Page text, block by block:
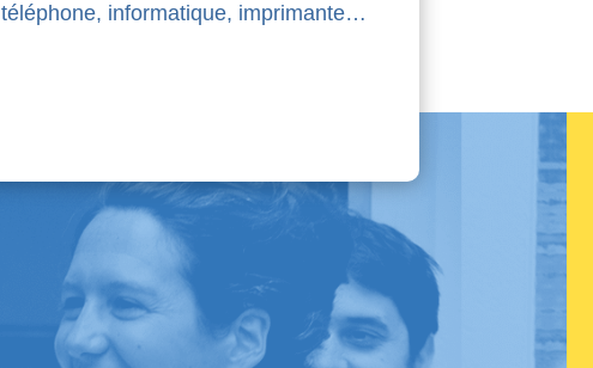
téléphone, informatique, imprimante…